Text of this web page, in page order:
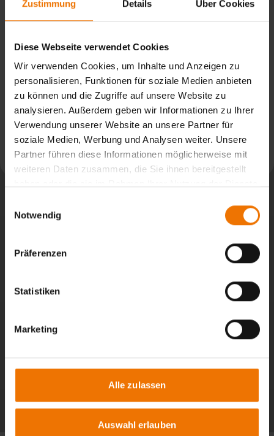
Zustimmung Details Über Cookies
Diese Webseite verwendet Cookies
Wir verwenden Cookies, um Inhalte und Anzeigen zu
personalisieren, Funktionen für soziale Medien anbieten
zu können und die Zugriffe auf unsere Website zu
analysieren. Außerdem geben wir Informationen zu Ihrer
Verwendung unserer Website an unsere Partner für
soziale Medien, Werbung und Analysen weiter. Unsere
Partner führen diese Informationen möglicherweise mit
weiteren Daten zusammen, die Sie ihnen bereitgestellt
Notwendig
Präferenzen
Statistiken
Marketing
Alle zulassen
Auswahl erlauben
News aus: SLV Saarbrücken
Weiterlesen
Alle Beiträge